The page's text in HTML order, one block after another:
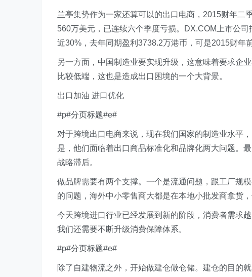
兰亭集势作为一家还算可以的出口电商，2015财年二
560万美元，已连续六个季度亏损。DX.COM上市公
近30%，去年同期盈利3738.2万港币，可是2015财年
另一方面，中国制造业要实现升级，这意味着要求企
比较低端，这也是造成出口困境的一个大背景。
出口加油 进口优化
#p#分页标题#e#
对于跨境出口电商来说，现在我们国家的制造业水平
是，他们面临着出口商品标准化和品牌化两大问题。
战略滞后。
做品牌需要有两个支撑。一个是流通问题，跟工厂规
的问题，海外中小零售商大都是在本地小批发商拿货
今天跨境进口行业已经发展到新的阶段，消费者需求
我们还需要不断升级消费保障体系。
#p#分页标题#e#
除了自建物流之外，开始做建仓做仓储。建仓的目的